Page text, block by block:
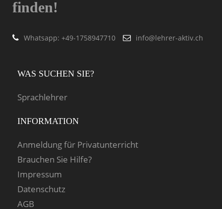
finden!
Whatsapp: ‭+49-1758947710 info@lehrer-aktiv.ch
WAS SUCHEN SIE?
Sprachlehrer
INFORMATION
Anmeldung für Privatunterricht
Brauchen Sie Hilfe?
Impressum
Datenschutz
AGB